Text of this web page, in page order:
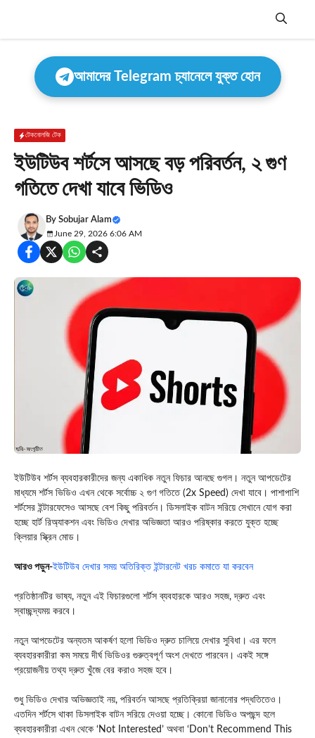
Menu
আমাদের Telegram চ্যানেলে যুক্ত হোন
টেকনোলজি টেক
ইউটিউব শর্টসে আসছে বড় পরিবর্তন, ২ গুণ
গতিতে দেখা যাবে ভিডিও
By Sobujar Alam
June 29, 2026 6:06 AM
ইউটিউব শর্টস ব্যবহারকারীদের জন্য একাধিক নতুন ফিচার আনছে গুগল। নতুন আপডেটের
মাধ্যমে শর্টস ভিডিও এখন থেকে সর্বোচ্চ ২ গুণ গতিতে (2x Speed) দেখা যাবে। পাশাপাশি
শর্টসের ইন্টারফেসেও আসছে বেশ কিছু পরিবর্তন। ডিসলাইক বাটন সরিয়ে সেখানে যোগ করা
হচ্ছে হার্ট রিঅ্যাকশন এবং ভিডিও দেখার অভিজ্ঞতা আরও পরিষ্কার করতে যুক্ত হচ্ছে
ক্লিয়ার স্ক্রিন মোড।
আরও পড়ুন-ইউটিউব দেখার সময় অতিরিক্ত ইন্টারনেট খরচ কমাতে যা করবেন
প্রতিষ্ঠানটির ভাষ্য, নতুন এই ফিচারগুলো শর্টস ব্যবহারকে আরও সহজ, দ্রুত এবং
স্বাচ্ছন্দ্যময় করবে।
নতুন আপডেটের অন্যতম আকর্ষণ হলো ভিডিও দ্রুত চালিয়ে দেখার সুবিধা। এর ফলে
ব্যবহারকারীরা কম সময়ে দীর্ঘ ভিডিওর গুরুত্বপূর্ণ অংশ দেখতে পারবেন। একই সঙ্গে
প্রয়োজনীয় তথ্য দ্রুত খুঁজে বের করাও সহজ হবে।
শুধু ভিডিও দেখার অভিজ্ঞতাই নয়, পরিবর্তন আসছে প্রতিক্রিয়া জানানোর পদ্ধতিতেও।
এতদিন শর্টসে থাকা ডিসলাইক বাটন সরিয়ে দেওয়া হচ্ছে। কোনো ভিডিও অপছন্দ হলে
ব্যবহারকারীরা এখন থেকে ‘Not Interested’ অথবা ‘Don’t Recommend This